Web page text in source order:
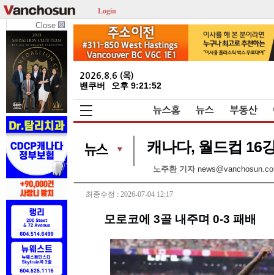
Login
Close
2026.8.6 (목)
밴쿠버 오후 9:21:53
뉴스홈 뉴스 부동산
캐나다, 월드컵 16
노주환 기자
최종수정 : 2026-07-04 12:17
모로코에 3골 내주며 0-3 패배